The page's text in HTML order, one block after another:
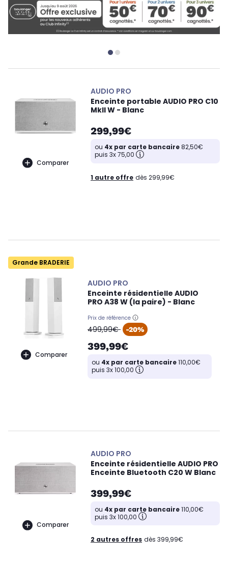
Comparer
AUDIO PRO
Enceinte portable AUDIO PRO C10
MkII W - Blanc
299,99€
ou 4x par carte bancaire82,50€
puis 3x 75,00
1 autre offre dès 299,99€
Grande BRADERIE
Comparer
AUDIO PRO
Enceinte résidentielle AUDIO
PRO A38 W (la paire) - Blanc
Prix de référence
oldPrice
499,99€ -20%
399,99€
ou 4x par carte bancaire110,00€
puis 3x 100,00
Comparer
AUDIO PRO
Enceinte résidentielle AUDIO PRO
Enceinte Bluetooth C20 W Blanc
399,99€
ou 4x par carte bancaire110,00€
puis 3x 100,00
2 autres offres dès 399,99€